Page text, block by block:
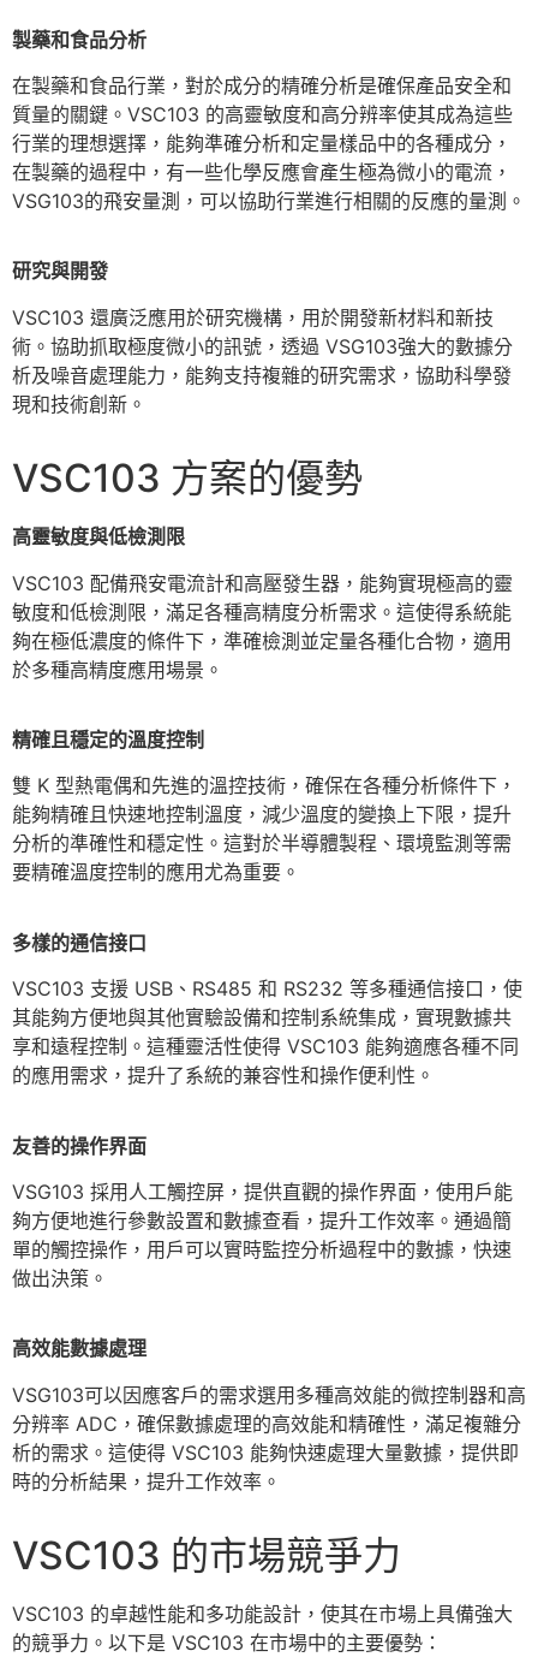
製藥和食品分析
在製藥和食品行業，對於成分的精確分析是確保產品安全和
質量的關鍵。VSC103 的高靈敏度和高分辨率使其成為這些
行業的理想選擇，能夠準確分析和定量樣品中的各種成分，
在製藥的過程中，有一些化學反應會產生極為微小的電流，
VSG103的飛安量測，可以協助行業進行相關的反應的量測。
研究與開發
VSC103 還廣泛應用於研究機構，用於開發新材料和新技
術。協助抓取極度微小的訊號，透過 VSG103強大的數據分
析及噪音處理能力，能夠支持複雜的研究需求，協助科學發
現和技術創新。
VSC103 方案的優勢
高靈敏度與低檢測 限
VSC103 配備飛安電流計和高壓發生器，能夠實現極高的靈
敏度和低檢測限，滿足各種高精度分析需求。這使得系統能
夠在極低濃度的條件下，準確檢測並定量各種化合物，適用
於多種高精度應用場景。
精確且穩定的溫度控制
雙 K 型熱電偶和先進的溫控技術，確保在各種分析條件下，
能夠精確且快速地控制溫度，減少溫度的變換上下限，提升
分析的準確性和穩定性。這對於半導體製程、環境監測等需
要精確溫度控制的應用尤為重要。
多樣的通信接口
VSC103 支援 USB、RS485 和 RS232 等多種通信接口，使
其能夠方便地與其他實驗設備和控制系統集成，實現數據共
享和遠程控制。這種靈活性使得 VSC103 能夠適應各種不同
的應用需求，提升了系統的兼容性和操作便利性。
友善的操作界面
VSG103 採用人工觸控屏，提供直觀的操作界面，使用戶能
夠方便地進行參數設置和數據查看，提升工作效率。通過簡
單的觸控操作，用戶可以實時監控分析過程中的數據，快速
做出決策。
高效能數據處理
VSG103可以因應客戶的需求選用多種高效能的微控制器和高
分辨率 ADC，確保數據處理的高效能和精確性，滿足複雜分
析的需求。這使得 VSC103 能夠快速處理大量數據，提供即
時的分析結果，提升工作效率。
VSC103 的市場競爭力
VSC103 的卓越性能和多功能設計，使其在市場上具備強大
的競爭力。以下是 VSC103 在市場中的主要優勢：